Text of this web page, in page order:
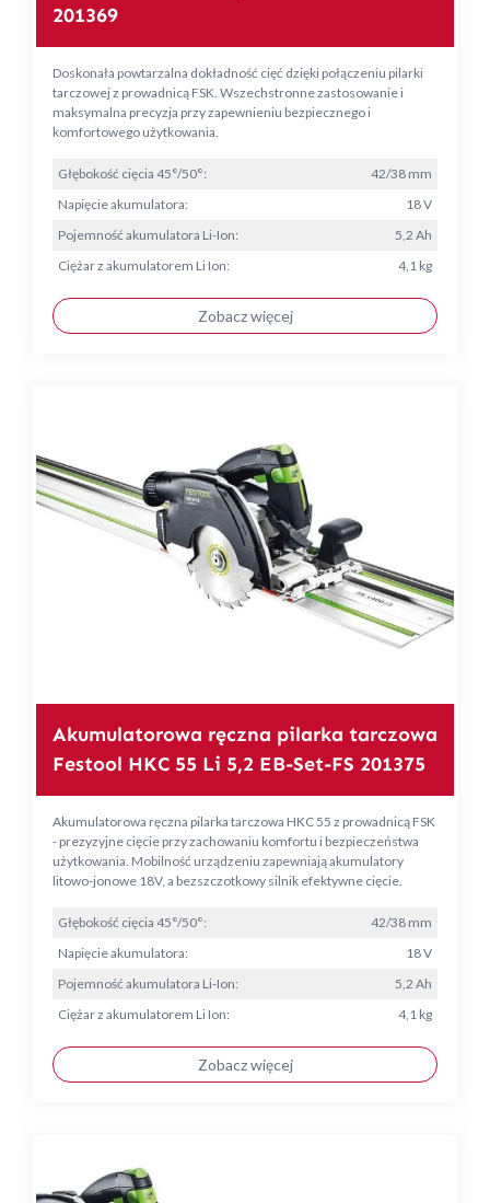
201369
Doskonała powtarzalna dokładność cięć dzięki połączeniu pilarki
tarczowej z prowadnicą FSK. Wszechstronne zastosowanie i
maksymalna precyzja przy zapewnieniu bezpiecznego i
komfortowego użytkowania.
Głębokość cięcia 45°/50°:
42/38 mm
Napięcie akumulatora:
18 V
Pojemność akumulatora Li-Ion:
5,2 Ah
Ciężar z akumulatorem Li Ion:
4,1 kg
Zobacz więcej
Akumulatorowa ręczna pilarka tarczowa
Festool HKC 55 Li 5,2 EB-Set-FS 201375
Akumulatorowa ręczna pilarka tarczowa HKC 55 z prowadnicą FSK
- prezyzyjne cięcie przy zachowaniu komfortu i bezpieczeństwa
użytkowania. Mobilność urządzeniu zapewniają akumulatory
litowo-jonowe 18V, a bezszczotkowy silnik efektywne cięcie.
Głębokość cięcia 45°/50°:
42/38 mm
Napięcie akumulatora:
18 V
Pojemność akumulatora Li-Ion:
5,2 Ah
Ciężar z akumulatorem Li Ion:
4,1 kg
Zobacz więcej